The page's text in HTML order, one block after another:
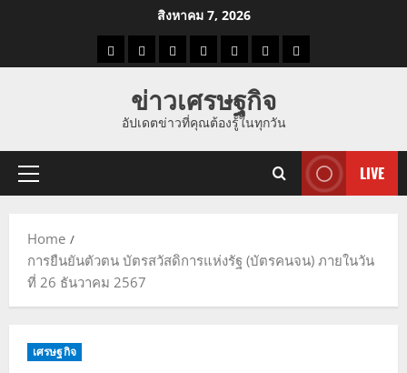
สิงหาคม 7, 2026
ราคาแนว
ราคา
ทอง
ข่าว
นี้
ข่าว
ดูด
ที่
ผู้ชาย
ข่าวเศรษฐกิจ
อัปเดตข่าวที่คุณต้องรู้ในทุกวัน
Primary
LIVE
Home
การยืนยันตัวตน บัตรสวัสดิการแห่งรัฐ (บัตรคนจน) ภายในวัน
ที่ 26 ธันวาคม 2567
เศรษฐกิจ